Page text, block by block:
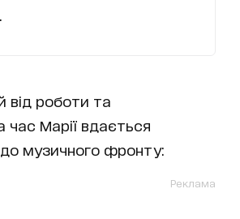
від роботи та
час Марії вдається
до музичного фронту:
Реклама